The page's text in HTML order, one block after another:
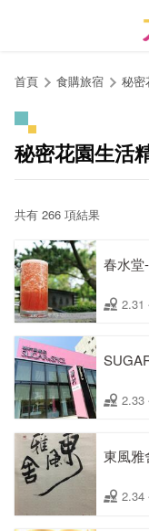
首頁 食購旅宿 秘密
秘密花園生活
共有 266 項結果
春水堂
2.31
2.33
東風雅
2.34